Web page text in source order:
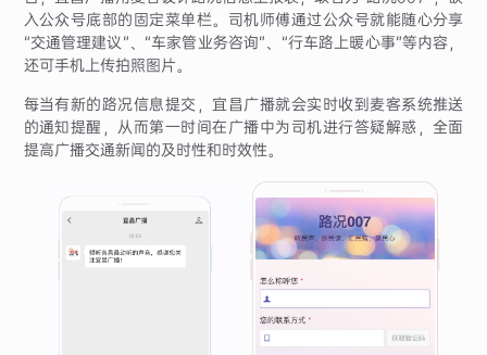
入公众号底部的固定菜单栏。司机师傅通过公众号就能随心分享
“交通管理建议”、“车家管业务咨询”、“行车路上暖心事”等内容，
还可手机上传拍照图片。
每当有新的路况信息提交，宜昌广播就会实时收到麦客系统推送
的通知提醒，从而第一时间在广播中为司机进行答疑解惑，全面
提高广播交通新闻的及时性和时效性。